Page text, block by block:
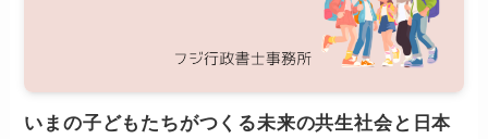
いまの子どもたちがつくる未来の共生社会と日本